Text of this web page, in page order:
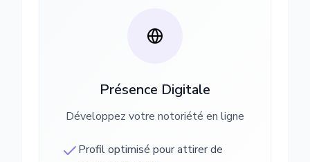
Présence Digitale
Développez votre notoriété en ligne
Profil optimisé pour attirer de